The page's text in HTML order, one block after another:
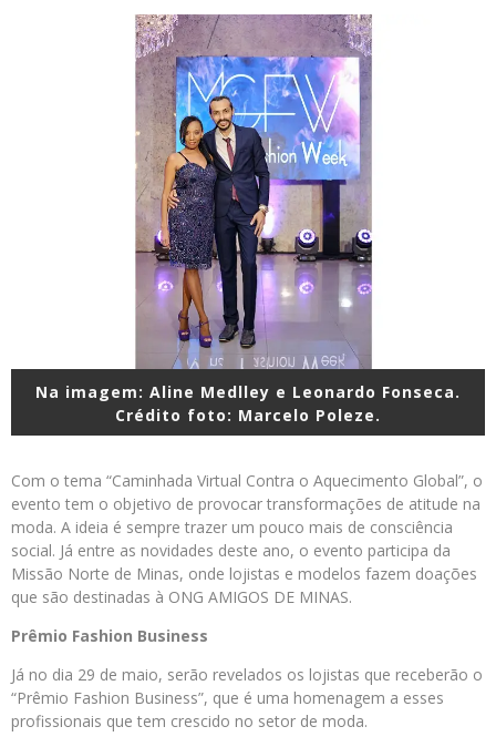
Na imagem: Aline Medlley e Leonardo Fonseca.
Crédito foto: Marcelo Poleze.
Com o tema “Caminhada Virtual Contra o Aquecimento Global”, o
evento tem o objetivo de provocar transformações de atitude na
moda. A ideia é sempre trazer um pouco mais de consciência
social. Já entre as novidades deste ano, o evento participa da
Missão Norte de Minas, onde lojistas e modelos fazem doações
que são destinadas à ONG AMIGOS DE MINAS.
Prêmio Fashion Business
Já no dia 29 de maio, serão revelados os lojistas que receberão o
“Prêmio Fashion Business”, que é uma homenagem a esses
profissionais que tem crescido no setor de moda.